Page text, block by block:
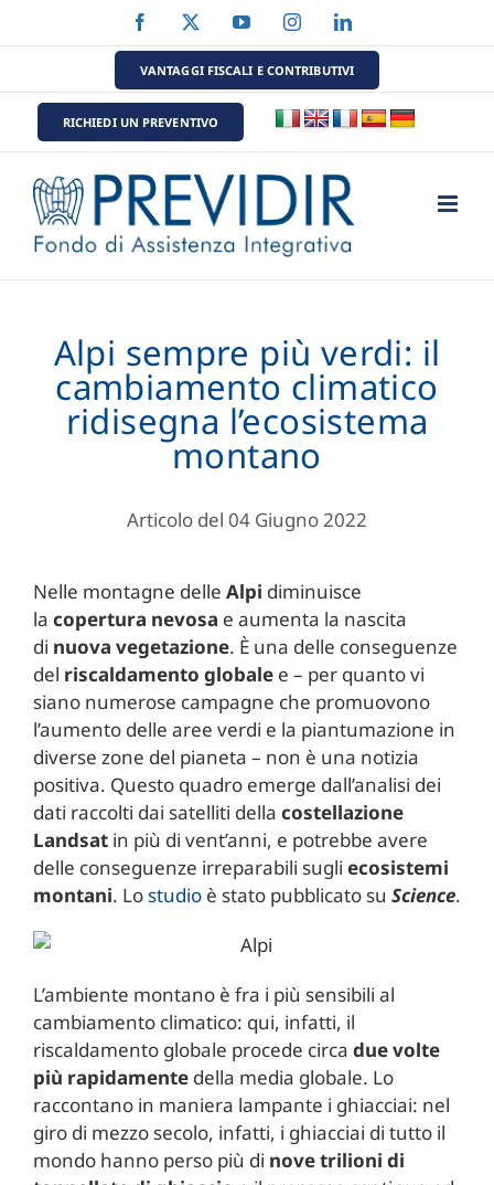
al
Facebook YouTubeInstagramLinkedIn
VANTAGGI FISCALI E CONTRIBUTIVI
RICHIEDI UN PREVENTIVO
Alpi sempre più verdi: il
cambiamento climatico
ridisegna l’ecosistema
montano
Articolo del 04 Giugno 2022
Nelle montagne delle Alpi diminuisce
la copertura nevosa e aumenta la nascita
di nuova vegetazione. È una delle conseguenze
del riscaldamento globalee – per quanto vi
siano numerose campagne che promuovono
l’aumento delle aree verdi e la piantumazione in
diverse zone del pianeta – non è una notizia
positiva. Questo quadro emerge dall’analisi dei
dati raccolti dai satelliti della costellazione
Landsatin più di vent’anni, e potrebbe avere
delle conseguenze irreparabili sugli ecosistemi
montani. Lo studioè stato pubblicato su Science.
L’ambiente montano è fra i più sensibili al
cambiamento climatico: qui, infatti, il
riscaldamento globale procede circa due volte
più rapidamentedella media globale. Lo
raccontano in maniera lampante i ghiacciai: nel
giro di mezzo secolo, infatti, i ghiacciai di tutto il
mondo hanno perso più di nove trilioni di